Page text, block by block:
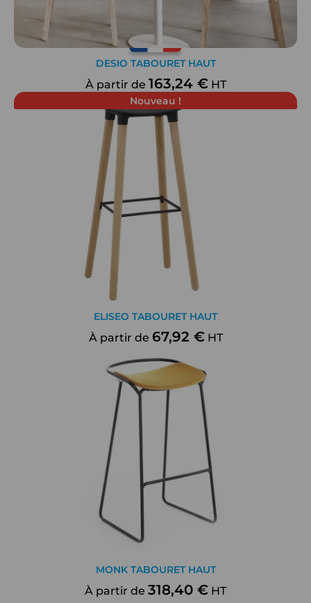
DESIO TABOURET HAUT
À partir de 163,24 €HT
Nouveau !
ELISEO TABOURET HAUT
À partir de 67,92 €HT
MONK TABOURET HAUT
À partir de 318,40 € HT